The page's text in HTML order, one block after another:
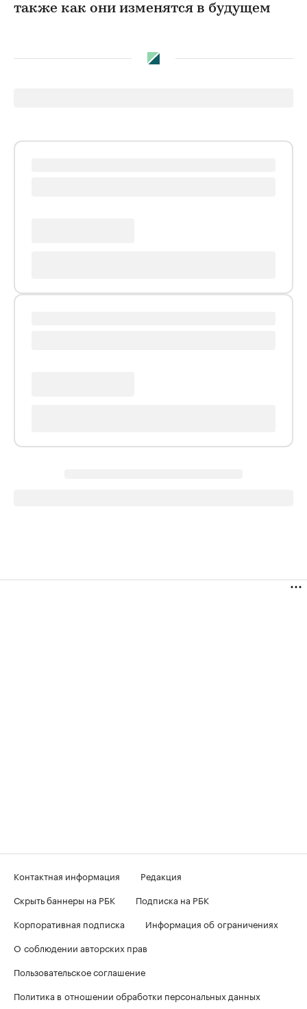
также как они изменятся в будущем
Контактная информация
Редакция
Скрыть баннеры на РБК
Подписка на РБК
Корпоративная подписка
Информация об ограничениях
О соблюдении авторских прав
Пользовательское соглашение
Политика в отношении обработки персональных данных